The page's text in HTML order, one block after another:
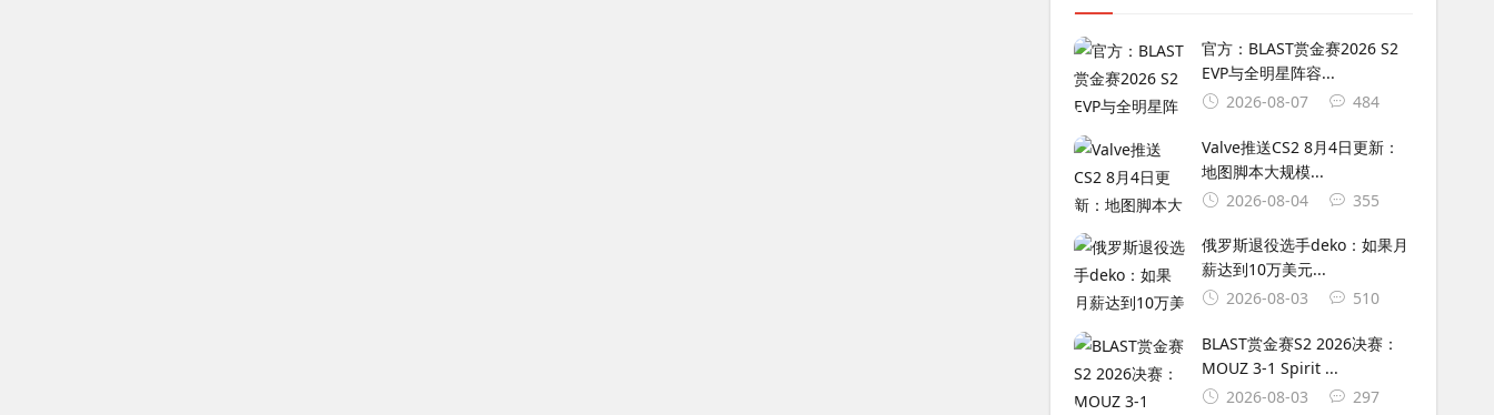
官方：BLAST赏金赛2026 S2
EVP与全明星阵容...
2026-08-07
484
Valve推送CS2 8月4日更新：
地图脚本大规模...
2026-08-04
355
俄罗斯退役选手deko：如果月
薪达到10万美元...
2026-08-03
510
BLAST赏金赛S2 2026决赛：
MOUZ 3-1 Spirit ...
2026-08-03
297